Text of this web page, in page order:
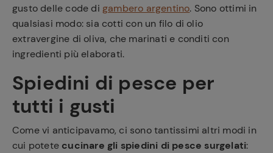
gusto delle code di gambero argentino. Sono ottimi in
qualsiasi modo: sia cotti con un filo di olio
extravergine di oliva, che marinati e conditi con
ingredienti più elaborati.
Spiedini di pesce per
tutti i gusti
Come vi anticipavamo, ci sono tantissimi altri modi in
cui potete cucinare gli spiedini di pesce surgelati: